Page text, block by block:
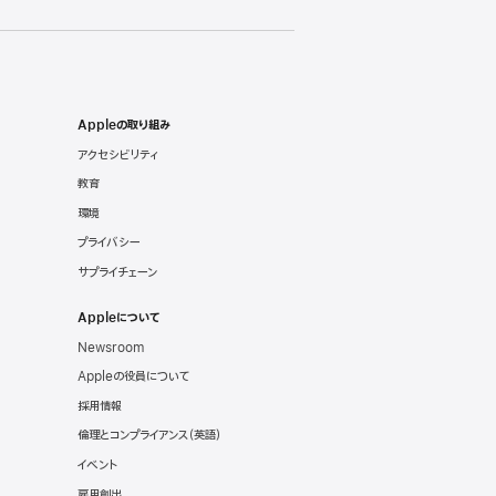
Appleの取り組み
アクセシビリティ
教育
環境
プライバシー
サプライチェーン
Appleについて
Newsroom
Appleの役員について
採用情報
倫理とコンプライアンス（英語）
イベント